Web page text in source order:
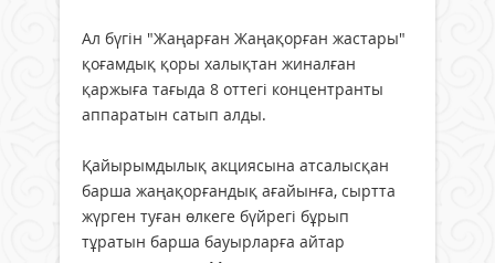
Ал бүгін "Жаңарған Жаңақорған жастары"
қоғамдық қоры халықтан жиналған
қаржыға тағыда 8 оттегі концентранты
аппаратын сатып алды.
Қайырымдылық акциясына атсалысқан
барша жаңақорғандық ағайынға, сыртта
жүрген туған өлкеге бүйрегі бұрып
тұратын барша бауырларға айтар